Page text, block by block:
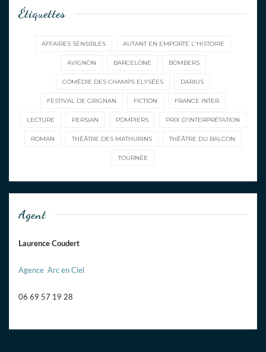
Étiquettes
AFFAIRES SENSIBLES AUTANT EN EMPORTE L'HISTOIRE
AVIGNON BARCELONE BOMBERS
COMÉDIE DES CHAMPS ELYSÉES DARIUS
FESTIVAL DE GRIGNAN FICTION FRANCE INTER
LECTURE PERSIAN POMPIERS PRIX D'INTERPRÉTATION
ROMAN THÉÂTRE DES MATHURINS THÉÂTRE DU BALCON
TOURNÉE
Agent
Laurence Coudert
Agence Arc en Ciel
06 69 57 19 28